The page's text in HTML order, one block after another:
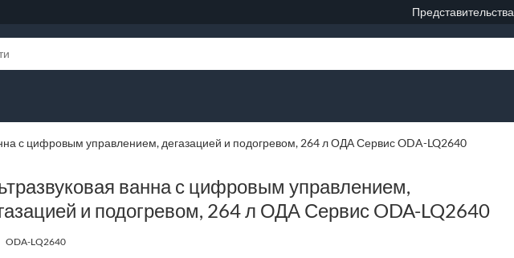
Представительства
с цифровым управлением, дегазацией и подогревом, 264 л ОДА Сервис ODA-LQ2640
ванна с цифровым управлением,
и подогревом, 264 л ОДА Сервис ODA-LQ2640
ODA-LQ2640